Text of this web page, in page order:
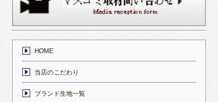
HOME
当店のこだわり
ブランド生地一覧